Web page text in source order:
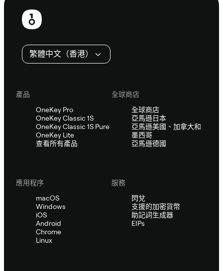
頁
繁體中文（香港）
產品
OneKey Pro
OneKey Classic 1S
OneKey Classic 1S Pure
OneKey Lite
查看所有產品
全球商店
全球商店
亞馬遜日本
亞馬遜美國、加拿大和
墨西哥
亞馬遜德國
應用程序
macOS
Windows
iOS
Android
Chrome
Linux
服務
閃兌
支援的加密貨幣
助記詞生成器
EIPs